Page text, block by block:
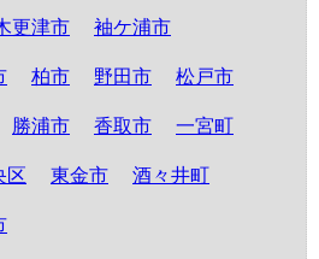
更津市 袖ケ浦市
柏市 野田市 松戸市
勝浦市 香取市 一宮町
区 東金市 酒々井町